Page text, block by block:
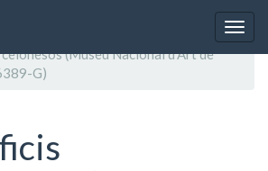
(Museu Nacional d'Art de
G)